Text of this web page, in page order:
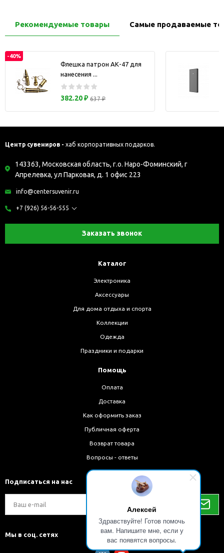
Алексей
Здравствуйте! Готов помочь
вам. Напишите мне, если у
вас появятся вопросы.
Рекомендуемые товары Самые продаваемые
-40%
Флешка патрон АК-47 для
нанесения ...
382.20 ₽ 637 ₽
Центр сувениров - хаб корпоративных подарков.
143363, Московская область, г.о. Наро-Фоминский, г
Апрелевка, ул Парковая, д. 1 офис 223
info@centersuvenir.ru
+7 (926) 56-56-555
Заказать звонок
Каталог
Электроника
Аксессуары
Для дома отдыха и спорта
Коллекции
Одежда
Праздники и подарки
Помощь
Оплата
Доставка
Как оформить заказ
Публичная оферта
Возврат товара
Вопросы - ответы
Подписаться на нас
Мы в соц. сетях